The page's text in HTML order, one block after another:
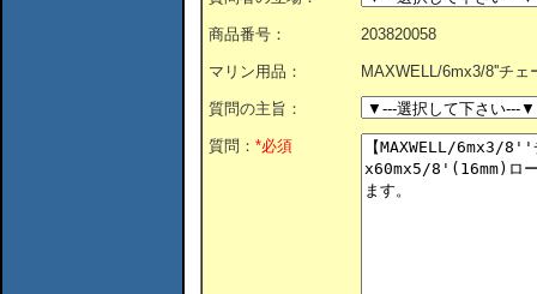
商品番号： 203820058
マリン用品： MAXWELL/6mx3/8''チェ
質問の主旨：
質問： *必須